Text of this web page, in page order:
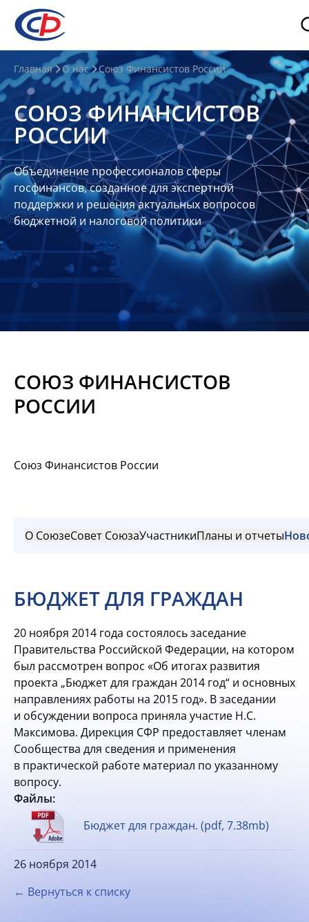
О
нас
О
СФР
Совет
Союза
Участники
Планы
отчеты
Контакты
Материалы
Главная О нас Союз Финансистов России
СОЮЗ ФИНАНСИСТОВ
РОССИИ
Объединение профессионалов сферы
госфинансов, созданное для экспертной
поддержки и решения актуальных вопросов
бюджетной и налоговой политики
СОЮЗ ФИНАНСИСТОВ
РОССИИ
Союз Финансистов России
О СоюзеСовет СоюзаУчастникиПланы и отчеты
БЮДЖЕТ ДЛЯ ГРАЖДАН
20 ноября 2014 года состоялось заседание
Правительства Российской Федерации, на котором
был рассмотрен вопрос «Об итогах развития
проекта „Бюджет для граждан 2014 год“ и основных
направлениях работы на 2015 год». В заседании
и обсуждении вопроса приняла участие Н.С.
Максимова. Дирекция СФР предоставляет членам
Сообщества для сведения и применения
в практической работе материал по указанному
вопросу.
Файлы:
Бюджет для граждан. (pdf, 7.38mb)
26 ноября 2014
← Вернуться к списку